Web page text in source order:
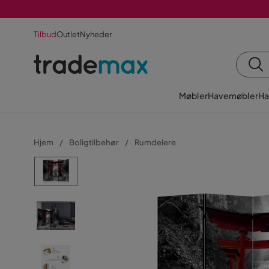
TilbudOutletNyheder
MøblerHavemøbler
Hjem Boligtilbehør Rumdelere